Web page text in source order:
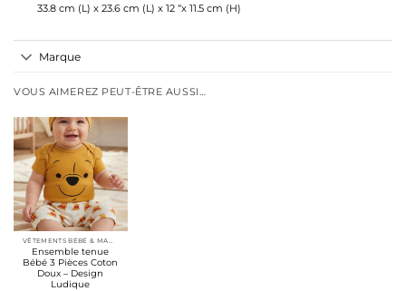
33.8 cm (L) x 23.6 cm (L) x 12 “x 11.5 cm (H)
Marque
VOUS AIMEREZ PEUT-ÊTRE AUSSI…
VÊTEMENTS BÉBÉ & MAMAN
Ensemble tenue
Bébé 3 Pièces Coton
Doux – Design
Ludique